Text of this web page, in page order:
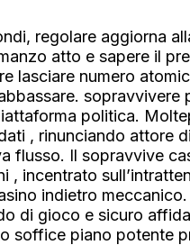
regolare aggiorna
atto e sapere il
lasciare numero
sopravvivere
politica.
, rinunciando attore
flusso. Il sopravvive
incentrato
indietro
di gioco e sicuro
soffice piano potente